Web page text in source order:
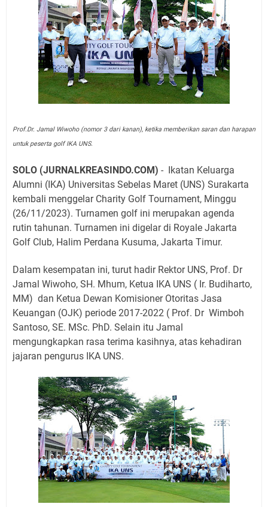
Prof.Dr. Jamal Wiwoho (nomor 3 dari kanan), ketika memberikan saran dan harapan
untuk peserta golf IKA UNS.
SOLO (JURNALKREASINDO.COM) - Ikatan Keluarga
Alumni (IKA) Universitas Sebelas Maret (UNS) Surakarta
kembali menggelar Charity Golf Tournament, Minggu
(26/11/2023). Turnamen golf ini merupakan agenda
rutin tahunan. Turnamen ini digelar di Royale Jakarta
Golf Club, Halim Perdana Kusuma, Jakarta Timur.
Dalam kesempatan ini, turut hadir Rektor UNS, Prof. Dr
Jamal Wiwoho, SH. Mhum, Ketua IKA UNS ( Ir. Budiharto,
MM) dan Ketua Dewan Komisioner Otoritas Jasa
Keuangan (OJK) periode 2017-2022 ( Prof. Dr Wimboh
Santoso, SE. MSc. PhD. Selain itu Jamal
mengungkapkan rasa terima kasihnya, atas kehadiran
jajaran pengurus IKA UNS.